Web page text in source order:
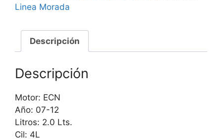
Linea Morada
Descripción
Descripción
Motor: ECN
Año: 07-12
Litros: 2.0 Lts.
Cil: 4L